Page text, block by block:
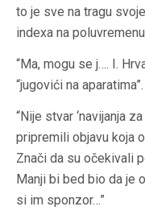
to je sve na tragu
indexa na
“Ma, mogu se j…. I.
“jugovići na aparatima”.
“Nije stvar ‘navijanja
pripremili objavu koja
Znači da su očekivali
Manji bi bed bio da je
si im sponzor…”